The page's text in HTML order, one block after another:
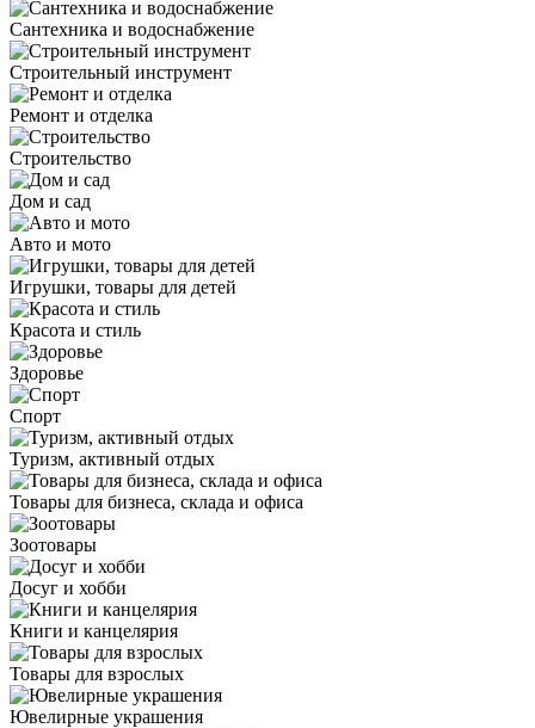
Сантехника и водоснабжение
Строительный инструмент
Ремонт и отделка
Строительство
Дом и сад
Авто и мото
Игрушки, товары для детей
Красота и стиль
Здоровье
Спорт
Туризм, активный отдых
Товары для бизнеса, склада и офиса
Зоотовары
Досуг и хобби
Книги и канцелярия
Товары для взрослых
Ювелирные украшения